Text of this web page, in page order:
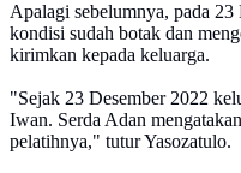
Apalagi sebelumnya, pada
kondisi sudah botak dan
kirimkan kepada keluarga.
"Sejak 23 Desember 2022
Iwan. Serda Adan
pelatihnya," tutur Yasozatulo.